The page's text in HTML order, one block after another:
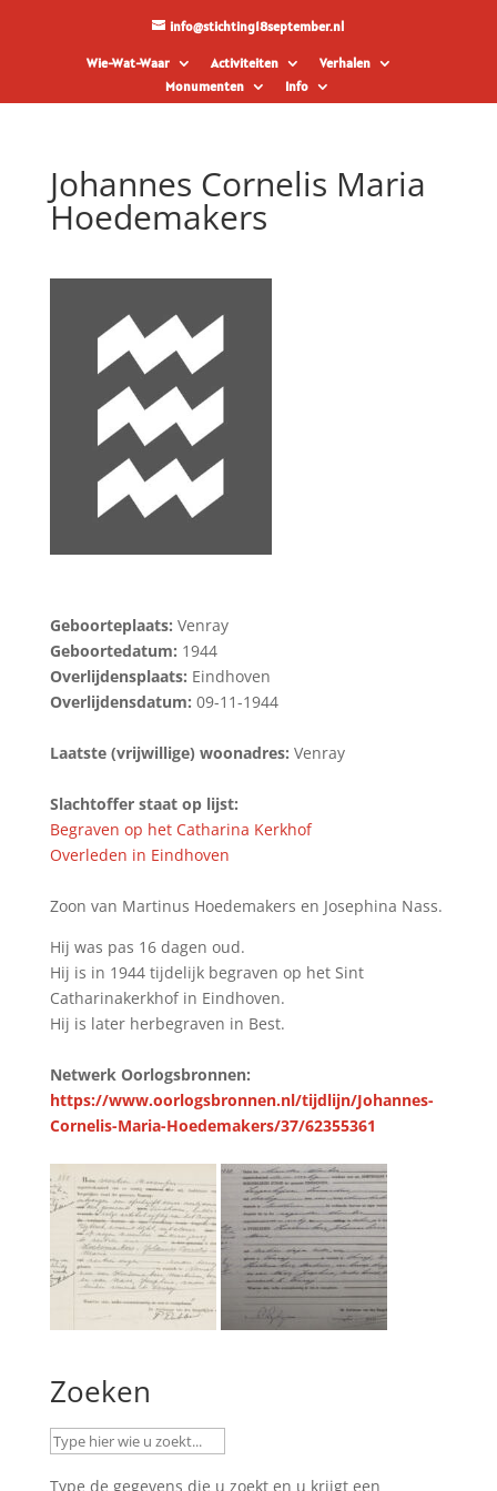
info@stichting18september.nl
Wie-Wat-Waar Activiteiten
Verhalen
Monumenten
Info
Johannes Cornelis Maria
Hoedemakers
Geboorteplaats: Venray
Geboortedatum: 1944
Overlijdensplaats: Eindhoven
Overlijdensdatum: 09-11-1944
Laatste (vrijwillige) woonadres: Venray
Slachtoffer staat op lijst:
Begraven op het Catharina Kerkhof
Overleden in Eindhoven
Zoon van Martinus Hoedemakers en Josephina Nass.
Hij was pas 16 dagen oud.
Hij is in 1944 tijdelijk begraven op het Sint
Catharinakerkhof in Eindhoven.
Hij is later herbegraven in Best.
Netwerk Oorlogsbronnen:
https://www.oorlogsbronnen.nl/tijdlijn/Johannes-
Cornelis-Maria-Hoedemakers/37/62355361
Zoeken
Type de gegevens die u zoekt en u krijgt een